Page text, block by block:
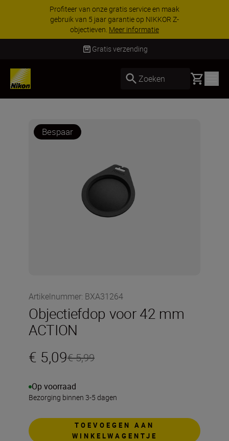
Profiteer van onze gratis service en maak
gebruik van 5 jaar garantie op NIKKOR Z-
objectieven. Meer informatie
Gratis verzending
Zoeken Basket
Bespaar
Artikelnummer: BXA31264
Objectiefdop voor 42 mm
ACTION
€ 5,09€ 5,99
Op voorraad
Bezorging binnen 3-5 dagen
TOEVOEGEN AAN
WINKELWAGENTJE